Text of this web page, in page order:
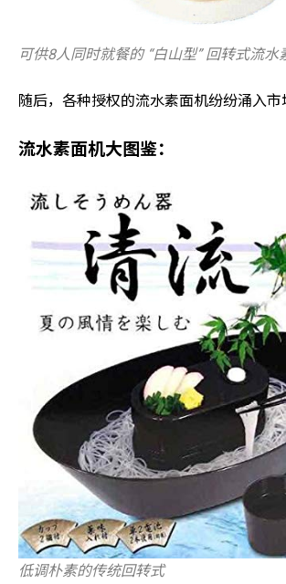
可供8人同时就餐的 “白山型” 回转式流水
随后，各种授权的流水素面机纷纷涌入市
流水素面机大图鉴：
低调朴素的传统回转式